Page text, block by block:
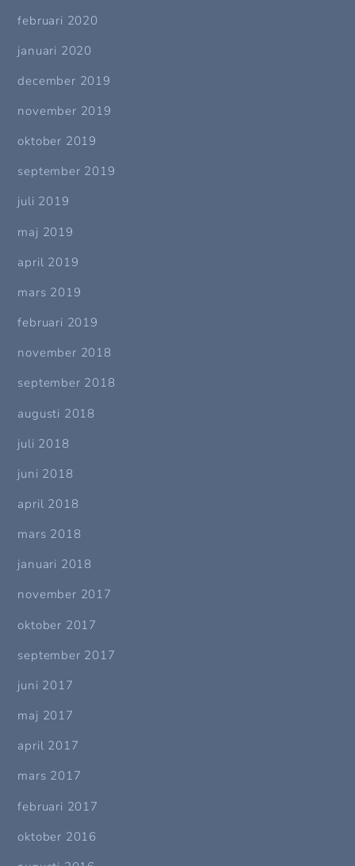
februari 2020
januari 2020
december 2019
november 2019
oktober 2019
september 2019
juli 2019
maj 2019
april 2019
mars 2019
februari 2019
november 2018
september 2018
augusti 2018
juli 2018
juni 2018
april 2018
mars 2018
januari 2018
november 2017
oktober 2017
september 2017
juni 2017
maj 2017
april 2017
mars 2017
februari 2017
oktober 2016